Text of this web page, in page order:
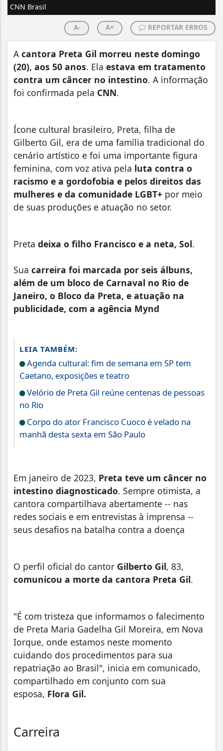
CNN Brasil
A- A+ REPORTAR ERROS
A cantora Preta Gil morreu neste domingo
(20), aos 50 anos. Ela estava em tratamento
contra um câncer no intestino. A informação
foi confirmada pela CNN.
Ícone cultural brasileiro, Preta, filha de
Gilberto Gil, era de uma família tradicional do
cenário artístico e foi uma importante figura
feminina, com voz ativa pela luta contra o
racismo e a gordofobia e pelos direitos das
mulheres e da comunidade LGBT+ por meio
de suas produções e atuação no setor.
Preta deixa o filho Francisco e a neta, Sol.
Sua carreira foi marcada por seis álbuns,
além de um bloco de Carnaval no Rio de
Janeiro, o Bloco da Preta, e atuação na
publicidade, com a agência Mynd
LEIA TAMBÉM:
Agenda cultural: fim de semana em SP tem
Caetano, exposições e teatro
Velório de Preta Gil reúne centenas de pessoas
no Rio
Corpo do ator Francisco Cuoco é velado na
manhã desta sexta em São Paulo
Em janeiro de 2023, Preta teve um câncer no
intestino diagnosticado. Sempre otimista, a
cantora compartilhava abertamente -- nas
redes sociais e em entrevistas à imprensa --
seus desafios na batalha contra a doença
O perfil oficial do cantor Gilberto Gil, 83,
comunicou a morte da cantora Preta Gil.
"É com tristeza que informamos o falecimento
de Preta Maria Gadelha Gil Moreira, em Nova
Iorque, onde estamos neste momento
cuidando dos procedimentos para sua
repatriação ao Brasil", inicia em comunicado,
compartilhado em conjunto com sua
esposa, Flora Gil.
Carreira